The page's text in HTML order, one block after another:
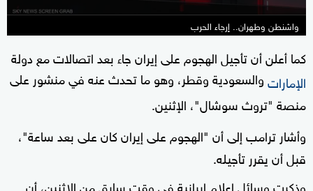
واشنطن وطهران.. إرجاء الحرب
كما أعلن أن تأجيل الهجوم على إيران جاء بعد اتصالات مع دولة
الإماراتوالسعودية وقطر، وهو ما تحدث عنه في منشور على
منصة "تروث سوشال"، الإثنين.
وأشار ترامب إلى أن "الهجوم على إيران كان على بعد ساعة"،
قبل أن يقرر تأجيله.
وذكرت وسائل إعلام إيرانية في ‌وقت سابق من الإثنين، أن